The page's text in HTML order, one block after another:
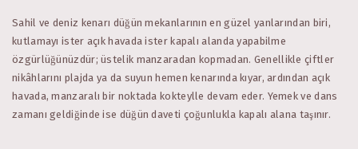
Sahil ve deniz kenarı düğün mekanlarının en güzel yanlarından biri,
kutlamayı ister açık havada ister kapalı alanda yapabilme
özgürlüğünüzdür; üstelik manzaradan kopmadan. Genellikle çiftler
nikâhlarını plajda ya da suyun hemen kenarında kıyar, ardından açık
havada, manzaralı bir noktada kokteylle devam eder. Yemek ve dans
zamanı geldiğinde ise düğün daveti çoğunlukla kapalı alana taşınır.